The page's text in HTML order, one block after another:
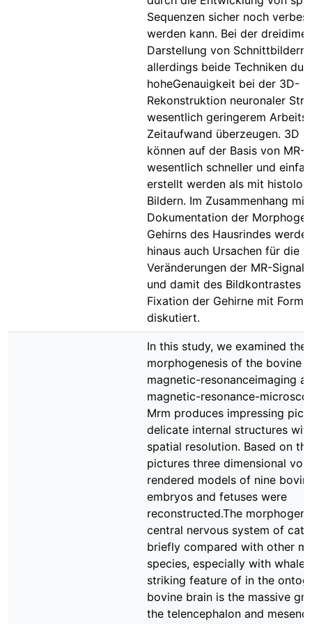
Sequenzen sicher noch
werden kann. Bei der
Darstellung von Schnittbildern
allerdings beide Techniken
hoheGenauigkeit bei der 3D-
Rekonstruktion neuronaler
wesentlich geringerem
Zeitaufwand überzeugen. 3D
können auf der Basis von MR-
wesentlich schneller und
erstellt werden als mit
Bildern. Im Zusammenhang mit
Dokumentation der
Gehirns des Hausrindes
hinaus auch Ursachen für die
Veränderungen der MR-
und damit des Bildkontrastes
Fixation der Gehirne mit
diskutiert.
In this study, we examined the
morphogenesis of the bovine
magnetic-resonanceimaging
magnetic-resonance-
Mrm produces impressing
delicate internal structures
spatial resolution. Based on
pictures three dimensional
rendered models of nine
embryos and fetuses were
reconstructed.The
central nervous system of
briefly compared with other
species, especially with
striking feature of in the
bovine brain is the massive
the telencephalon and